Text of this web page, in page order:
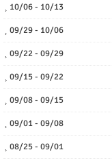
10/06 - 10/13
09/29 - 10/06
09/22 - 09/29
09/15 - 09/22
09/08 - 09/15
09/01 - 09/08
08/25 - 09/01